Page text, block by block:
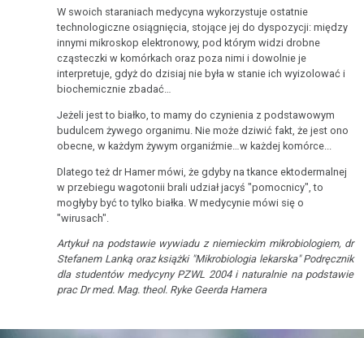
W swoich staraniach medycyna wykorzystuje ostatnie
technologiczne osiągnięcia, stojące jej do dyspozycji: między
innymi mikroskop elektronowy, pod którym widzi drobne
cząsteczki w komórkach oraz poza nimi i dowolnie je
interpretuje, gdyż do dzisiaj nie była w stanie ich wyizolować i
biochemicznie zbadać…
Jeżeli jest to białko, to mamy do czynienia z podstawowym
budulcem żywego organimu. Nie może dziwić fakt, że jest ono
obecne, w każdym żywym organiźmie…w każdej komórce...
Dlatego też dr Hamer mówi, że gdyby na tkance ektodermalnej
w przebiegu wagotonii brali udział jacyś "pomocnicy", to
mogłyby być to tylko białka. W medycynie mówi się o
"wirusach".
Artykuł na podstawie wywiadu z niemieckim mikrobiologiem, dr
Stefanem Lanką oraz książki "Mikrobiologia lekarska" Podręcznik
dla studentów medycyny PZWL 2004 i naturalnie na podstawie
prac Dr med. Mag. theol. Ryke Geerda Hamera